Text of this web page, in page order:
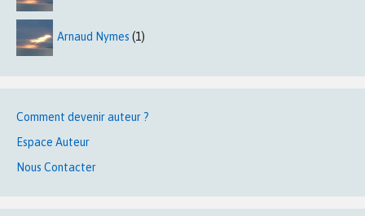
Arnaud Nymes (1)
Comment devenir auteur ?
Espace Auteur
Nous Contacter